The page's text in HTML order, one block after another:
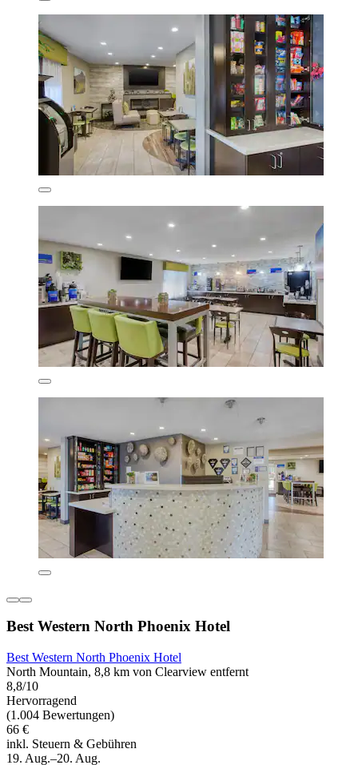
Best Western North Phoenix Hotel
Best Western North Phoenix Hotel
North Mountain, 8,8 km von Clearview entfernt
8,8/10
Hervorragend
(1.004 Bewertungen)
66 €
inkl. Steuern & Gebühren
19. Aug.–20. Aug.